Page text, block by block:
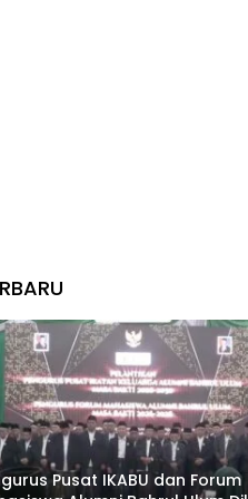
Pusat IKABU dan Forum